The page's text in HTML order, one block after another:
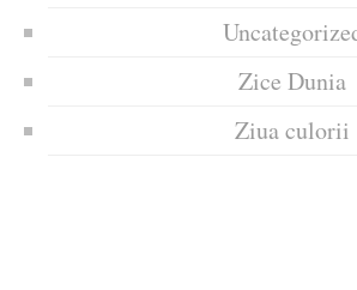
Zice Dunia
Ziua culorii